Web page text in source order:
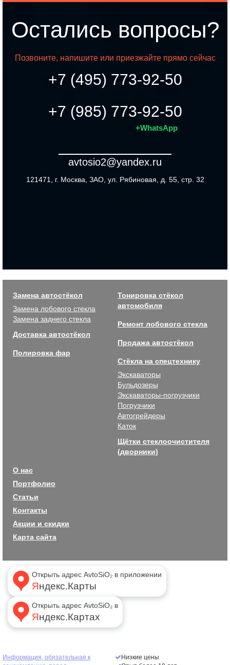
Остались вопросы?
Позвоните, напишите или приезжайте прямо сейчас
+7 (495) 773-92-50
+7 (985) 773-92-50
+WhatsApp
avtosio2@yandex.ru
121471, г. Москва, ЗАО, ул. Рябиновая, д. 55, стр. 32
Замена автостёкол
Замена лобового стекла
Замена заднего стекла
Доставка автостёкол
Полировка фар
Тонировка стёкол
автомобиля
Ремонт лобового стекла
Продажа автостёкол
Стёкла на спецтехнику
Экскаваторы
Бульдозеры
Экскаваторы-погрузчики
Погрузчики
Автогрейдеры
Каток
Щётки стеклоочистителя
(дворники)
О нас
Портфолио
Статьи
Контакты
Акции и скидки
Карта сайта
Открыть адрес AvtoSiO₂ в приложении
Яндекс.Карты
Открыть адрес AvtoSiO₂ в
Яндекс.Картах
Информация, обязательная к
Низкие цены